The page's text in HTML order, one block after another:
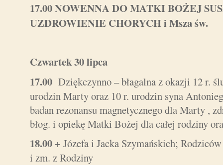
17.00NOWENNA DO MATKI BOŻEJ
UZDROWIENIE CHORYCH i Msza św.
Czwartek 30 lipca
17.00 Dziękczynno – błagalna z okazji 12 r.
urodzin Marty oraz 10 r. urodzin syna
badan rezonansu magnetycznego dla Marty ,
błog. i opiekę Matki Bożej dla całej rodziny
18.00+ Józefa i Jacka Szymańskich;
i zm. z Rodziny